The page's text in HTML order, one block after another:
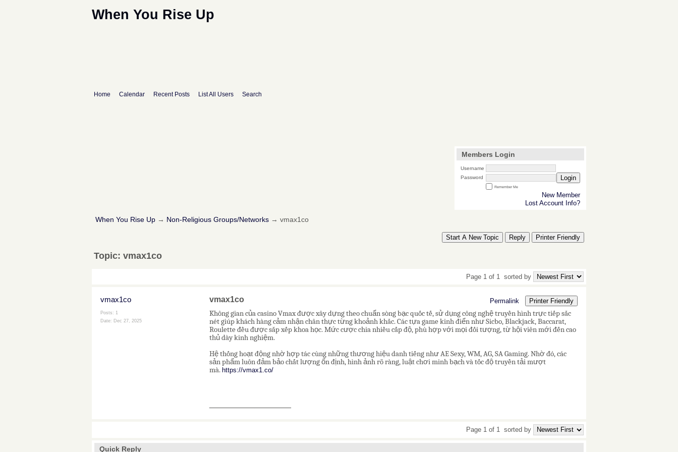
When You Rise Up
Home Calendar Recent Posts List All Users Search
Members Login
Username
Password
Login
Remember Me
New Member
Lost Account Info?
When You Rise Up → Non-Religious Groups/Networks→ vmax1co
Start A New Topic Reply Printer Friendly
Topic: vmax1co
Page 1 of 1 sorted by
vmax1co
Posts: 1
Date: Dec 27, 2025
vmax1co Permalink Printer Friendly
Không gian của casino Vmax được xây dựng theo chuẩn sòng bạc quốc tế, sử dụng công nghệ truyền hình trực tiếp sắc
nét giúp khách hàng cảm nhận chân thực từng khoảnh khắc. Các tựa game kinh điển như Sicbo, Blackjack, Baccarat,
Roulette đều được sắp xếp khoa học. Mức cược chia nhiều cấp độ, phù hợp với mọi đối tượng, từ hội viên mới đến cao
thủ dày kinh nghiệm.
Hệ thống hoạt động nhờ hợp tác cùng những thương hiệu danh tiếng như AE Sexy, WM, AG, SA Gaming. Nhờ đó, các
sản phẩm luôn đảm bảo chất lượng ổn định, hình ảnh rõ ràng, luật chơi minh bạch và tốc độ truyền tải mượt
mà. https://vmax1.co/
Page 1 of 1 sorted by
Quick Reply